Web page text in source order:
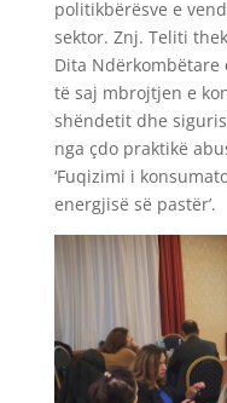
politikbërësve e
sektor. Znj. Teliti
Dita Ndërkombëtare
të saj mbrojtjen e
shëndetit dhe
nga çdo praktikë
‘Fuqizimi i
energjisë së pastër’.